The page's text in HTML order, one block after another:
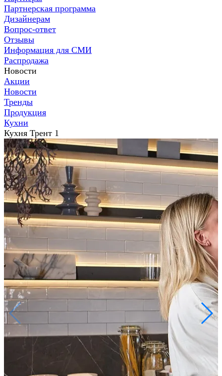
Партнерская программа
Дизайнерам
Вопрос-ответ
Отзывы
Информация для СМИ
Распродажа
Новости
Акции
Новости
Тренды
Продукция
Кухни
Кухня Трент 1